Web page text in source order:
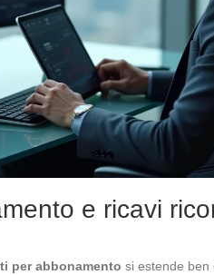
e ricavi
per abbonamento si estende ben